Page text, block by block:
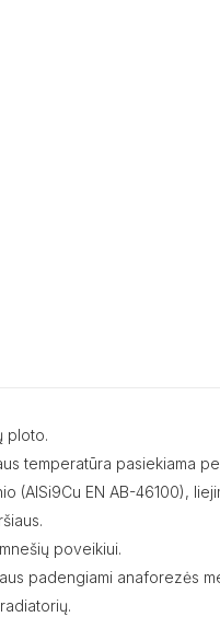
ploto.
temperatūra pasiekiama
EN AB-46100),
poveikiui.
padengiami anaforezės